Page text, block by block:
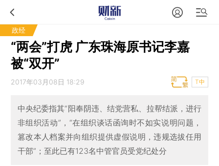
政经
“两会”打虎 广东珠海原书记李嘉
被“双开”
2017年03月08日 18:29 T中
中央纪委指其“阳奉阴违、结党营私、拉帮结派，进行
非组织活动”，“在组织谈话函询时不如实说明问题，
篡改本人档案并向组织提供虚假说明，违规选拔任用
干部”；至此已有123名中管官员受党纪处分